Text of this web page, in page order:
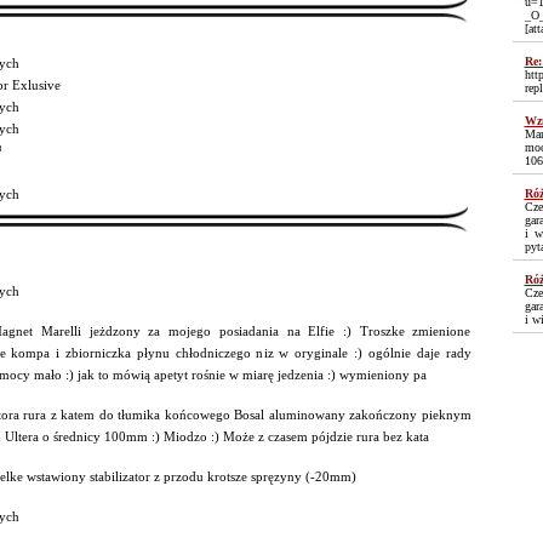
Exlusive
Marelli jeżdzony za mojego posiadania na Elfie :) Troszke zmienione
kompa i zbiorniczka płynu chłodniczego niz w oryginale :) ogólnie daje rady
mało :) jak to mówią apetyt rośnie w miarę jedzenia :) wymieniony pa
rura z katem do tłumika końcowego Bosal aluminowany zakończony pieknym
Ultera o średnicy 100mm :) Miodzo :) Może z czasem pójdzie rura bez kata
wstawiony stabilizator z przodu krotsze spręzyny (-20mm)
i
i